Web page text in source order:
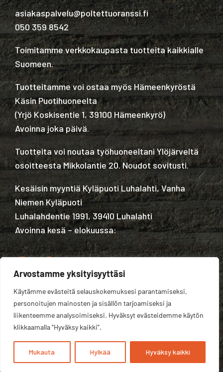
Arvostamme yksityisyyttäsi
Käytämme evästeitä selauskokemuksesi parantamiseksi,
personoitujen mainosten ja sisällön tarjoamiseksi ja
liikenteemme analysoimiseksi. Hyväksyt evästeidemme käytön
klikkaamalla ”Hyväksy kaikki”.
Mukauta Hylkää Hyväksy kaikki
asiakaspalvelu@poltettuoranssi.fi
050 359 8542
Toimitamme verkkokaupasta tuotteita kaikkialle
Suomeen.
Tuotteitamme voi ostaa myös Hämeenkyröstä
Käsin Puotihuoneelta
(Yrjö Koskisentie 1, 39100 Hämeenkyrö)
Avoinna joka päivä.
Tuotteita voi noutaa työhuoneeltani Ylöjärveltä
osoitteesta Mikkolantie 20. Noudot sovitusti.
Kesäisin myyntiä Kyläpuoti Luhalahti, Vanha
Niemen Kyläpuoti
Luhalahdentie 1991, 39410 Luhalahti
Avoinna kesä – elokuussa:
Tietosuojaseloste
Kotisivut yritykselle:Velhovisio